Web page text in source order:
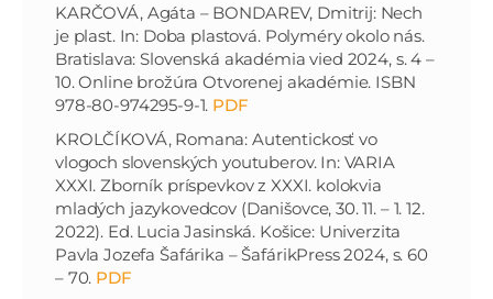
KARČOVÁ, Agáta – BONDAREV, Dmitrij: Nech
je plast. In: Doba plastová. Polyméry okolo nás.
Bratislava: Slovenská akadémia vied 2024, s. 4 –
10. Online brožúra Otvorenej akadémie. ISBN
978-80-974295-9-1. PDF
KROLČÍKOVÁ, Romana: Autentickosť vo
vlogoch slovenských youtuberov. In: VARIA
XXXI. Zborník príspevkov z XXXI. kolokvia
mladých jazykovedcov (Danišovce, 30. 11. – 1. 12.
2022). Ed. Lucia Jasinská. Košice: Univerzita
Pavla Jozefa Šafárika – ŠafárikPress 2024, s. 60
– 70. PDF